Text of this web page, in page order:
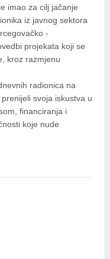
imao za cilj jačanje
iz javnog sektora
-
projekata koji se
kroz razmjenu
radionica na
svoja iskustva u
financiranja i
koje nude